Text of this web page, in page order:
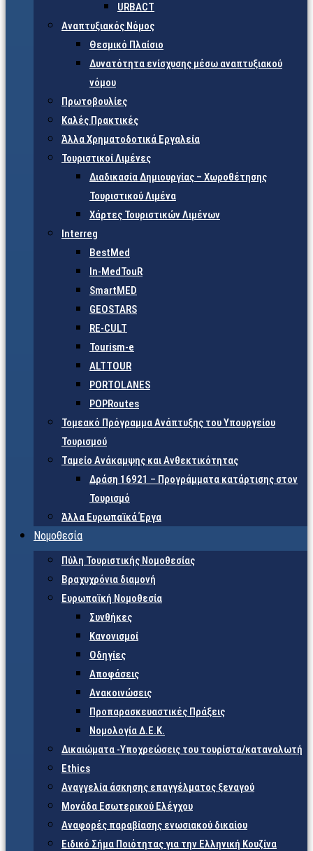
URBACT
Αναπτυξιακός Νόμος
Θεσμικό Πλαίσιο
Δυνατότητα ενίσχυσης μέσω αναπτυξιακού
νόμου
Πρωτοβουλίες
Καλές Πρακτικές
Άλλα Χρηματοδοτικά Εργαλεία
Τουριστικοί Λιμένες
Διαδικασία Δημιουργίας – Χωροθέτησης
Τουριστικού Λιμένα
Χάρτες Τουριστικών Λιμένων
Interreg
BestMed
In-MedTouR
SmartMED
GEOSTARS
RE-CULT
Tourism-e
ALTTOUR
PORTOLANES
POPRoutes
Τομεακό Πρόγραμμα Ανάπτυξης του Υπουργείου
Τουρισμού
Ταμείο Ανάκαμψης και Ανθεκτικότητας
Δράση 16921 – Προγράμματα κατάρτισης στον
Τουρισμό
Άλλα Ευρωπαϊκά Έργα
Νομοθεσία
Πύλη Τουριστικής Νομοθεσίας
Βραχυχρόνια διαμονή
Ευρωπαϊκή Νομοθεσία
Συνθήκες
Κανονισμοί
Οδηγίες
Αποφάσεις
Ανακοινώσεις
Προπαρασκευαστικές Πράξεις
Νομολογία Δ.Ε.Κ.
Δικαιώματα -Υποχρεώσεις του τουρίστα/καταναλωτή
Ethics
Αναγγελία άσκησης επαγγέλματος ξεναγού
Μονάδα Εσωτερικού Ελέγχου
Αναφορές παραβίασης ενωσιακού δικαίου
Ειδικό Σήμα Ποιότητας για την Ελληνική Κουζίνα